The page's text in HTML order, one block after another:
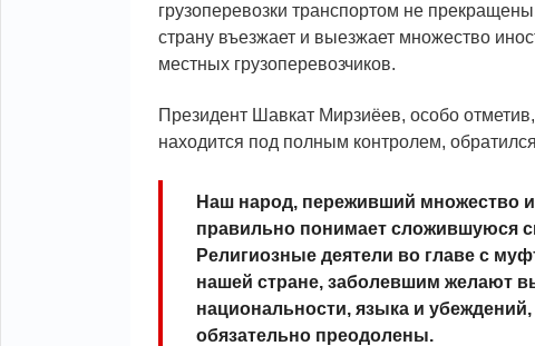
грузоперевозки транспортом не
страну въезжает и выезжает множество
местных грузоперевозчиков.
Президент Шавкат Мирзиёев, особо отметив,
находится под полным контролем,
Наш народ, переживший множество
правильно понимает сложившуюся
Религиозные деятели во главе с
нашей стране, заболевшим желают
национальности, языка и
обязательно преодолены.